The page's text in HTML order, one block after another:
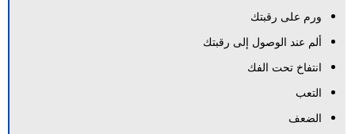
ورم على رقبتك
ألم عند الوصول إلى رقبتك
انتفاخ تحت الفك
التعب
الضعف